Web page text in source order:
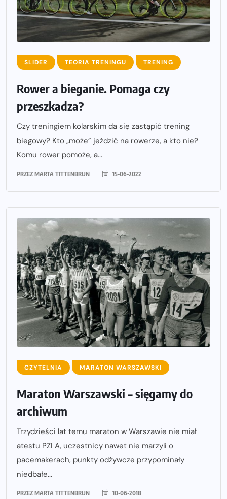
SLIDER TEORIA TRENINGU TRENING
Rower a bieganie. Pomaga czy
przeszkadza?
Czy treningiem kolarskim da się zastąpić trening
biegowy? Kto „może” jeździć na rowerze, a kto nie?
Komu rower pomoże, a...
PRZEZ MARTA TITTENBRUN 15-06-2022
CZYTELNIA MARATON WARSZAWSKI
Maraton Warszawski – sięgamy do
archiwum
Trzydzieści lat temu maraton w Warszawie nie miał
atestu PZLA, uczestnicy nawet nie marzyli o
pacemakerach, punkty odżywcze przypominały
niedbałe...
PRZEZ MARTA TITTENBRUN 10-06-2018